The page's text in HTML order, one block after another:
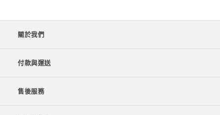
關於我們
付款與運送
售後服務